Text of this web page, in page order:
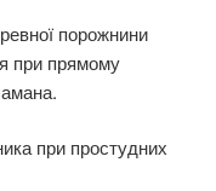
порожнини
при прямому
при простудних